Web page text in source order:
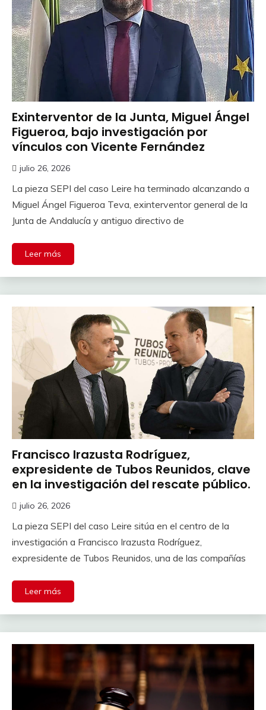
Exinterventor de la Junta, Miguel Ángel
Figueroa, bajo investigación por
vínculos con Vicente Fernández
julio 26, 2026
La pieza SEPI del caso Leire ha terminado alcanzando a
Miguel Ángel Figueroa Teva, exinterventor general de la
Junta de Andalucía y antiguo directivo de
Leer más
Francisco Irazusta Rodríguez,
expresidente de Tubos Reunidos, clave
en la investigación del rescate público.
julio 26, 2026
La pieza SEPI del caso Leire sitúa en el centro de la
investigación a Francisco Irazusta Rodríguez,
expresidente de Tubos Reunidos, una de las compañías
Leer más